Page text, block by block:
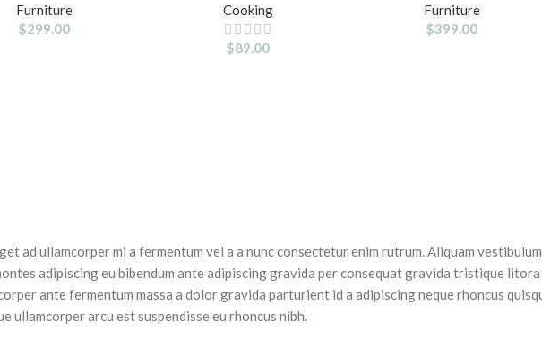
Furniture
$299.00
Cooking
$89.00
Furniture
$399.00
ad ullamcorper mi a fermentum vel a a nunc consectetur enim rutrum. Aliquam vestibulum
adipiscing eu bibendum ante adipiscing gravida per consequat gravida tristique litora
ante fermentum massa a dolor gravida parturient id a adipiscing neque rhoncus
ullamcorper arcu est suspendisse eu rhoncus nibh.